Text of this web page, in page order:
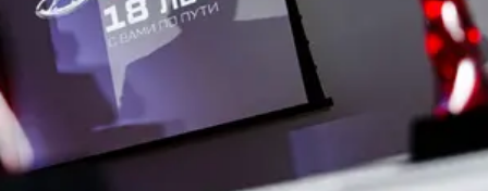
CHERY И СПОРТ
НАШИ МЕРОПРИЯТИЯ
ВИДЕООБЗОРЫ